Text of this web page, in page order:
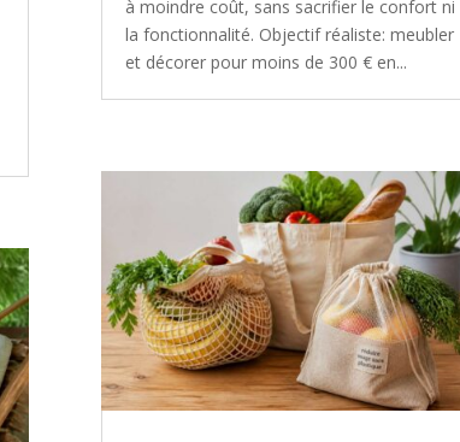
à moindre coût, sans sacrifier le confort ni
la fonctionnalité. Objectif réaliste: meubler
et décorer pour moins de 300 € en...